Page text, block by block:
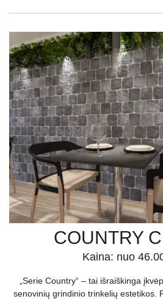
COUNTRY
Kaina: nuo
„Serie Country“ – tai išraiškinga
senovinių grindinio trinkelių estetikos.